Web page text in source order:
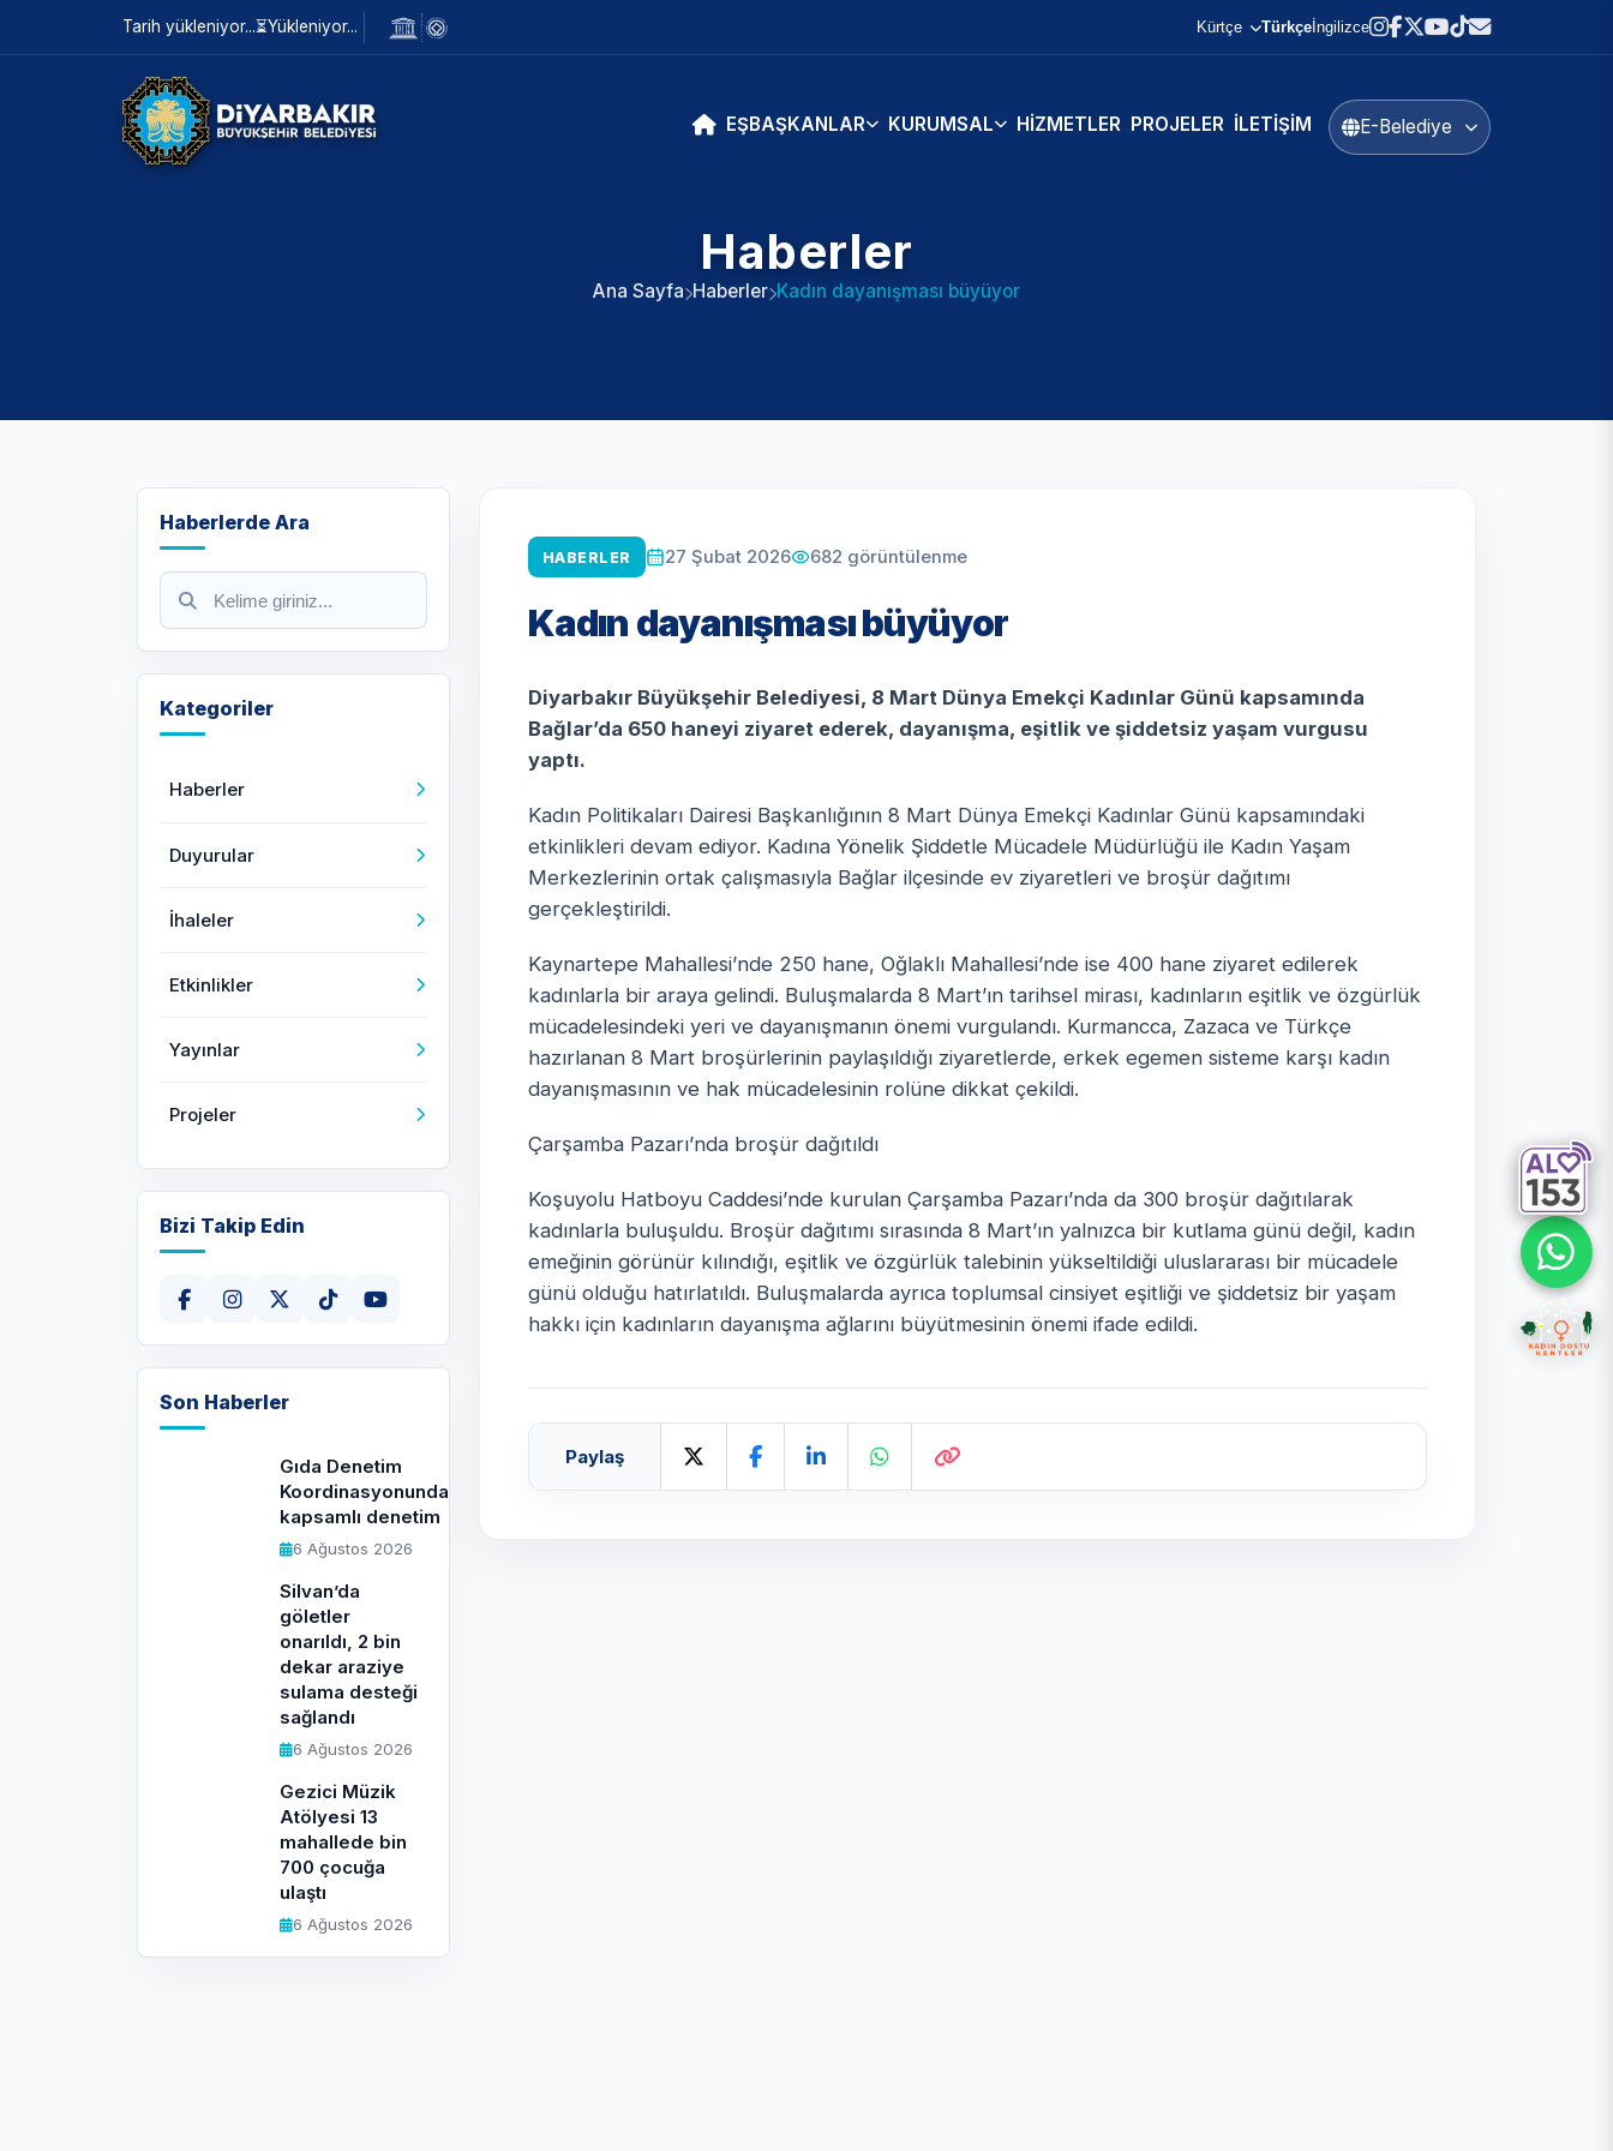
Tarih yükleniyor...⏳Yükleniyor... Kürtçe Türkçe İngilizce
EŞBAŞKANLAR KURUMSAL HIZMETLER PROJELER İLETIŞIM E-Belediye
Haberler
Ana Sayfa Haberler Kadın dayanışması büyüyor
Haberlerde Ara
Kategoriler
Haberler
Duyurular
İhaleler
Etkinlikler
Yayınlar
Projeler
Bizi Takip Edin
Son Haberler
Gıda Denetim
Koordinasyonundan
kapsamlı denetim
6 Ağustos 2026
Silvan’da
göletler
onarıldı, 2 bin
dekar araziye
sulama desteği
sağlandı
6 Ağustos 2026
Gezici Müzik
Atölyesi 13
mahallede bin
700 çocuğa
ulaştı
6 Ağustos 2026
HABERLER 27 Şubat 2026 682 görüntülenme
Kadın dayanışması büyüyor
Diyarbakır Büyükşehir Belediyesi, 8 Mart Dünya Emekçi Kadınlar Günü kapsamında
Bağlar’da 650 haneyi ziyaret ederek, dayanışma, eşitlik ve şiddetsiz yaşam vurgusu
yaptı.
Kadın Politikaları Dairesi Başkanlığının 8 Mart Dünya Emekçi Kadınlar Günü kapsamındaki
etkinlikleri devam ediyor. Kadına Yönelik Şiddetle Mücadele Müdürlüğü ile Kadın Yaşam
Merkezlerinin ortak çalışmasıyla Bağlar ilçesinde ev ziyaretleri ve broşür dağıtımı
gerçekleştirildi.
Kaynartepe Mahallesi’nde 250 hane, Oğlaklı Mahallesi’nde ise 400 hane ziyaret edilerek
kadınlarla bir araya gelindi. Buluşmalarda 8 Mart’ın tarihsel mirası, kadınların eşitlik ve özgürlük
mücadelesindeki yeri ve dayanışmanın önemi vurgulandı. Kurmancca, Zazaca ve Türkçe
hazırlanan 8 Mart broşürlerinin paylaşıldığı ziyaretlerde, erkek egemen sisteme karşı kadın
dayanışmasının ve hak mücadelesinin rolüne dikkat çekildi.
Çarşamba Pazarı’nda broşür dağıtıldı
Koşuyolu Hatboyu Caddesi’nde kurulan Çarşamba Pazarı’nda da 300 broşür dağıtılarak
kadınlarla buluşuldu. Broşür dağıtımı sırasında 8 Mart’ın yalnızca bir kutlama günü değil, kadın
emeğinin görünür kılındığı, eşitlik ve özgürlük talebinin yükseltildiği uluslararası bir mücadele
günü olduğu hatırlatıldı. Buluşmalarda ayrıca toplumsal cinsiyet eşitliği ve şiddetsiz bir yaşam
hakkı için kadınların dayanışma ağlarını büyütmesinin önemi ifade edildi.
Paylaş